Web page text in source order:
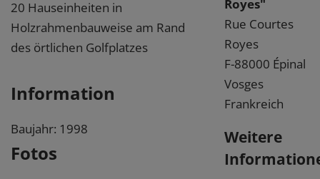
20 Hauseinheiten in
Holzrahmenbauweise am Rand
des örtlichen Golfplatzes
Information
Baujahr: 1998
Fotos
Royes"
Rue Courtes
Royes
F-88000 Épinal
Vosges
Frankreich
Weitere